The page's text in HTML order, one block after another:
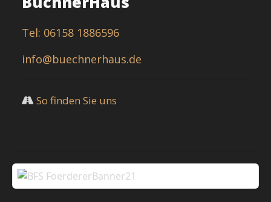
Tel: 06158 1886596
info@buechnerhaus.de
So finden Sie uns